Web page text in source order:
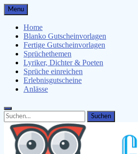
Skip
to
content
Menu
Home
Blanko Gutscheinvorlagen
Fertige Gutscheinvorlagen
Sprüchethemen
Lyriker, Dichter & Poeten
Sprüche einreichen
Erlebnisgutscheine
Anlässe
Search
for:
Search